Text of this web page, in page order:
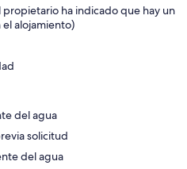
ha indicado que hay un
alojamiento)
del agua
solicitud
del agua